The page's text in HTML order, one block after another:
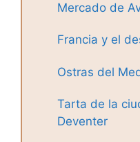
Mercado de
Francia y el
Ostras del
Tarta de la
Deventer